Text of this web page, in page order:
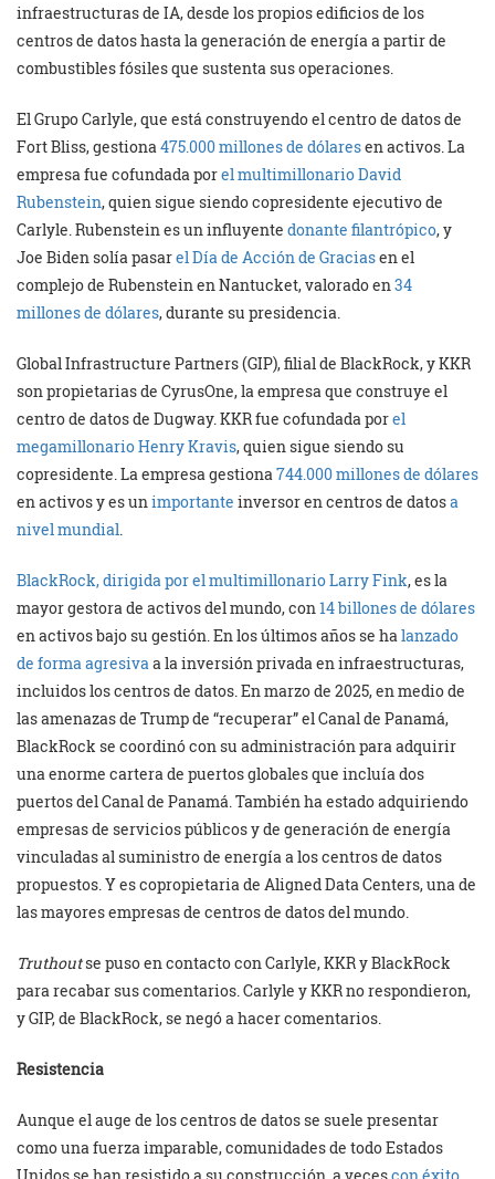
infraestructuras de IA, desde los propios edificios de los
centros de datos hasta la generación de energía a partir de
combustibles fósiles que sustenta sus operaciones.
El Grupo Carlyle, que está construyendo el centro de datos de
Fort Bliss, gestiona475.000 millones de dólaresen activos. La
empresa fue cofundada porel multimillonario David
Rubenstein, quien sigue siendo copresidente ejecutivo de
Carlyle. Rubenstein es un influyente donante filantrópico, y
Joe Biden solía pasarel Día de Acción de Graciasen el
complejo de Rubenstein en Nantucket, valorado en34
millones de dólares, durante su presidencia.
Global Infrastructure Partners (GIP), filial de BlackRock, y KKR
son propietarias de CyrusOne, la empresa que construye el
centro de datos de Dugway. KKR fue cofundada porel
megamillonario Henry Kravis, quien sigue siendo su
copresidente. La empresa gestiona744.000 millones de dólares
en activos y es unimportante inversor en centros de datosa
nivel mundial.
BlackRock, dirigida por el multimillonario Larry Fink, es la
mayor gestora de activos del mundo, con14 billones de dólares
en activos bajo su gestión. En los últimos años se halanzado
de forma agresivaa la inversión privada en infraestructuras,
incluidos los centros de datos. En marzo de 2025, en medio de
las amenazas de Trump de “recuperar” el Canal de Panamá,
BlackRock se coordinó con su administración para adquirir
una enorme cartera de puertos globales que incluía dos
puertos del Canal de Panamá. También ha estado adquiriendo
empresas de servicios públicos y de generación de energía
vinculadas al suministro de energía a los centros de datos
propuestos. Y es copropietaria de Aligned Data Centers, una de
las mayores empresas de centros de datos del mundo.
Truthoutse puso en contacto con Carlyle, KKR y BlackRock
para recabar sus comentarios. Carlyle y KKR no respondieron,
y GIP, de BlackRock, se negó a hacer comentarios.
Resistencia
Aunque el auge de los centros de datos se suele presentar
como una fuerza imparable, comunidades de todo Estados